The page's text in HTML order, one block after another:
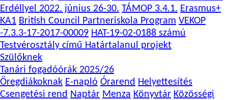
Erdéllyel 2022. június 26-30. TÁMOP 3.4.1. Erasmus+
KA1 British Council Partneriskola Program VEKOP
-7.3.3-17-2017-00009 HAT-19-02-0188 számú
Testvérosztály című Határtalanul projekt
Szülőknek
Tanári fogadóórák 2025/26
Öregdiákoknak E-napló Órarend Helyettesítés
Csengetési rend Naptár Menza Könyvtár Közösségi